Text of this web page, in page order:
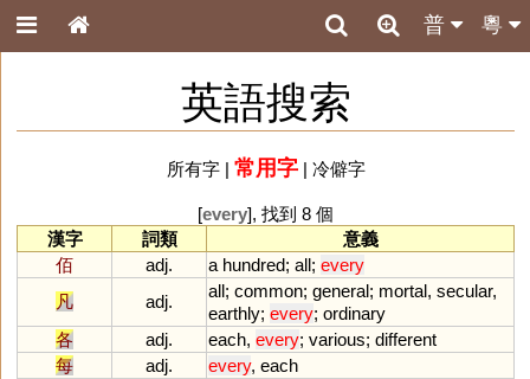
粵
普
英語搜索
所有字| 常用字| 冷僻字
[every], 找到 8 個
漢字
詞類
意義
佰
adj. a hundred; all; every
凡
adj.
all; common; general; mortal, secular,
earthly; every; ordinary
各
adj. each, every; various; different
每
adj. every, each